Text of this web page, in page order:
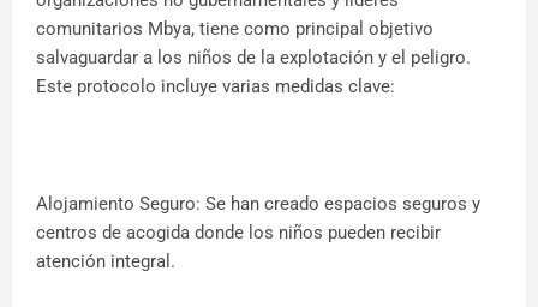
comunitarios Mbya, tiene como principal objetivo
salvaguardar a los niños de la explotación y el peligro.
Este protocolo incluye varias medidas clave:
Alojamiento Seguro: Se han creado espacios seguros y
centros de acogida donde los niños pueden recibir
atención integral.